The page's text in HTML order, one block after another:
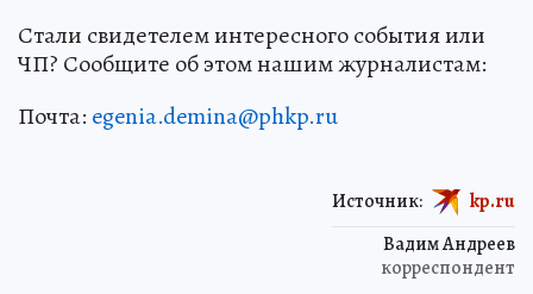
Стали свидетелем интересного события или
ЧП? Сообщите об этом нашим журналистам:
Почта: egenia.demina@phkp.ru
Вадим Андреев
корреспондент
Источник: kp.ru